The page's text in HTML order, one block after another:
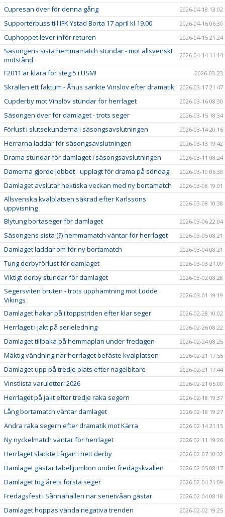
Cupresan över för denna gång 2026-04-18 13:02
Supporterbuss till IFK Ystad Borta 17 april kl 19.00 2026-04-16 06:30
Cuphoppet lever inför returen 2026-04-15 21:24
Säsongens sista hemmamatch stundar - mot allsvenskt
motstånd
2026-04-14 11:14
F2011 är klara för steg 5 i USM! 2026-03-23
Skrällen ett faktum - Åhus sänkte Vinslöv efter dramatik 2026-03-17 21:47
Cupderby mot Vinslöv stundar för herrlaget 2026-03-16 08:30
Säsongen över för damlaget - trots seger 2026-03-15 18:34
Förlust i slutsekunderna i säsongsavslutningen 2026-03-14 20:16
Herrarna laddar för säsongsavslutningen 2026-03-13 19:42
Drama stundar för damlaget i säsongsavslutningen 2026-03-11 08:24
Damerna gjorde jobbet - upplagt för drama på söndag 2026-03-10 06:30
Damlaget avslutar hektiska veckan med ny bortamatch 2026-03-08 19:01
Allsvenska kvalplatsen säkrad efter Karlssons
uppvisning
2026-03-08 10:38
Blytung bortaseger för damlaget 2026-03-06 22:04
Säsongens sista (?) hemmamatch väntar för herrlaget 2026-03-05 08:21
Damlaget laddar om för ny bortamatch 2026-03-04 08:21
Tung derbyförlust för damlaget 2026-03-03 21:09
Viktigt derby stundar för damlaget 2026-03-02 08:28
Segersviten bruten - trots upphämtning mot Lödde
Vikings
2026-03-01 19:19
Damlaget hakar på i toppstriden efter klar seger 2026-02-28 10:02
Herrlaget i jakt på serieledning 2026-02-26 08:22
Damlaget tillbaka på hemmaplan under fredagen 2026-02-24 08:25
Mäktig vändning när herrlaget befäste kvalplatsen 2026-02-21 17:55
Damlaget upp på tredje plats efter nagelbitare 2026-02-21 17:44
Vinstlista varulotteri 2026 2026-02-21 05:00
Herrlaget på jakt efter tredje raka segern 2026-02-18 19:37
Lång bortamatch väntar damlaget 2026-02-18 19:27
Andra raka segern efter dramatik mot Kärra 2026-02-14 21:15
Ny nyckelmatch väntar för herrlaget 2026-02-11 19:26
Herrlaget släckte Lågan i hett derby 2026-02-07 10:32
Damlaget gästar tabelljumbon under fredagskvällen 2026-02-05 08:17
Damlaget tog årets första seger 2026-02-04 21:09
Fredagsfest i Sånnahallen när serietvåan gästar 2026-02-04 08:18
Damlaget hoppas vända negativa trenden 2026-02-02 19:25